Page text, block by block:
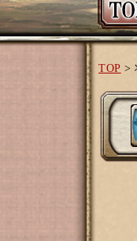
TOP >